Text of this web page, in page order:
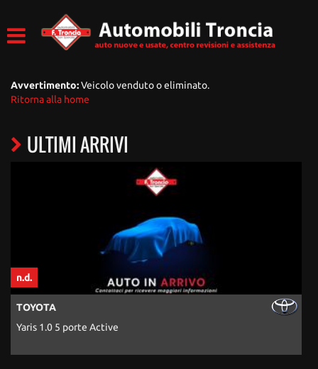
Avvertimento:Veicolo venduto o eliminato.
Ritorna alla home
ULTIMI ARRIVI
n.d.
Aygo 1.0 VVT-i 69 CV 5 porte x-play